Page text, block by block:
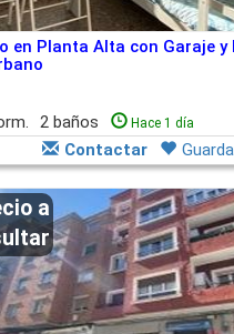
en Planta Alta con Garaje y
2 baños Hace 1 día
Contactar